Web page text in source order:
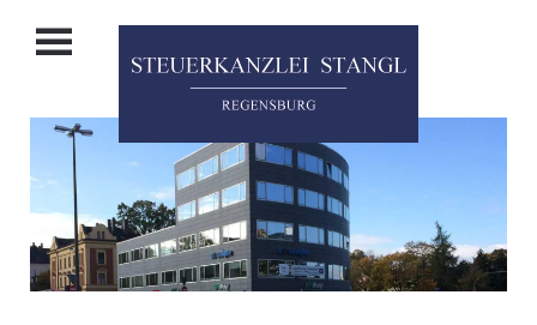
Zum Hauptinhalt springen